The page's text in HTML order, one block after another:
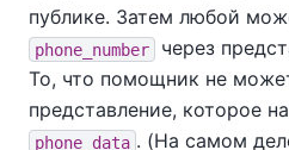
публике. Затем любой
phone_number
через
То, что помощник не
представление, которое
phone_data . (На самом